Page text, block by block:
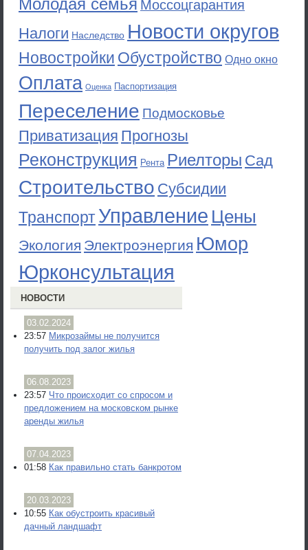
Молодая семья Моссоцгарантия
Налоги Наследство Новости округов
Новостройки Обустройство Одно окно
Оплата Оценка Паспортизация
Переселение Подмосковье
Приватизация Прогнозы
Реконструкция Рента Риелторы Сад
Строительство Субсидии
ТранспортУправление Цены
Экология Электроэнергия Юмор
Юрконсультация
НОВОСТИ
03.02.2024
23:57 Микрозаймы не получится
получить под залог жилья
06.08.2023
23:57 Что происходит со спросом и
предложением на московском рынке
аренды жилья
07.04.2023
01:58 Как правильно стать банкротом
20.03.2023
10:55 Как обустроить красивый
дачный ландшафт